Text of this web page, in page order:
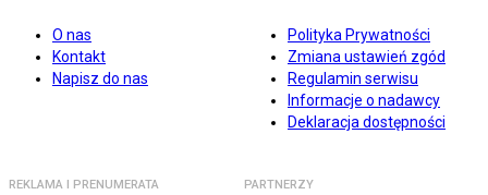
O nas
Kontakt
Napisz do nas
Polityka Prywatności
Zmiana ustawień zgód
Regulamin serwisu
Informacje o nadawcy
Deklaracja dostępności
REKLAMA I PRENUMERATA PARTNERZY